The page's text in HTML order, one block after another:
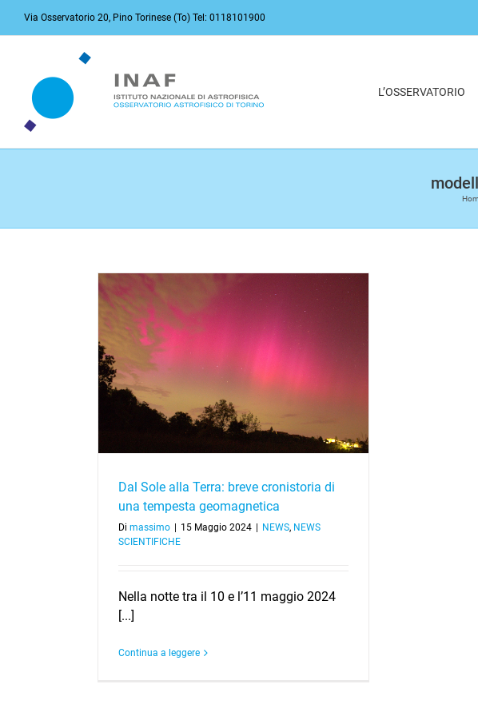
Via Osservatorio 20, Pino Torinese (To) Tel: 0118101900
L’OSSERVATORIO
Dal Sole alla Terra: breve cronistoria di
una tempesta geomagnetica
Di massimo 15 Maggio 2024 NEWS, NEWS
SCIENTIFICHE
Nella notte tra il 10 e l’11 maggio 2024
[...]
Continua a leggere